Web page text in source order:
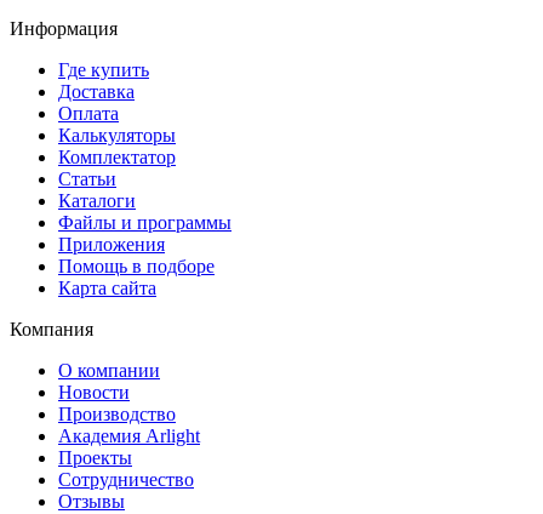
Информация
Где купить
Доставка
Оплата
Калькуляторы
Комплектатор
Статьи
Каталоги
Файлы и программы
Приложения
Помощь в подборе
Карта сайта
Компания
О компании
Новости
Производство
Академия Arlight
Проекты
Сотрудничество
Отзывы